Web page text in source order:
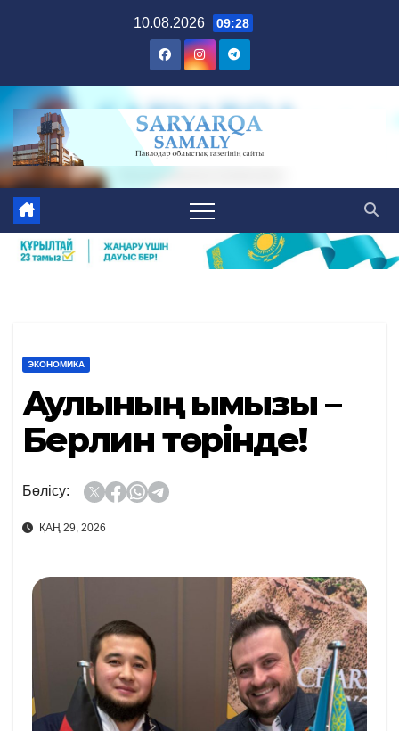
10.08.2026 09:28
ЭКОНОМИКА
Аққулының қымызы –
Берлин төрінде!
Бөлісу:
ҚАҢ 29, 2026